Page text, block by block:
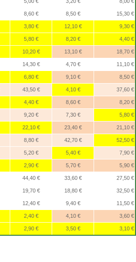
8,60 € 8,50 € 15,30 €
3,80 € 12,10 € 9,30 €
5,80 € 8,20 € 4,40 €
10,20 € 13,10 € 18,70 €
14,30 € 4,70 € 11,10 €
6,80 € 9,10 € 8,50 €
43,50 € 4,10 € 37,60 €
4,40 € 8,60 € 8,20 €
9,20 € 7,30 € 5,80 €
22,10 € 23,40 € 21,10 €
8,80 € 42,70 € 52,50 €
5,20 € 5,40 € 7,90 €
2,90 € 5,70 € 5,90 €
44,40 € 33,60 € 27,50 €
19,70 € 18,80 € 32,50 €
12,40 € 9,40 € 11,50 €
2,40 € 4,10 € 3,60 €
2,90 € 3,50 €
3,10 €